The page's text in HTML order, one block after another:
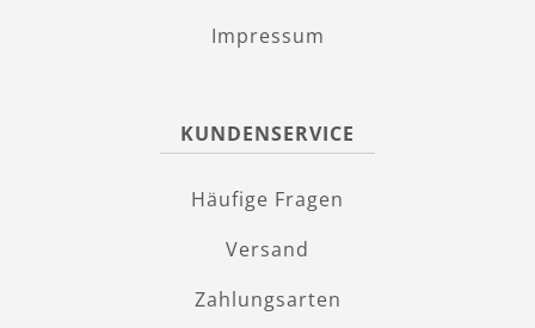
Impressum
KUNDENSERVICE
Häufige Fragen
Versand
Zahlungsarten